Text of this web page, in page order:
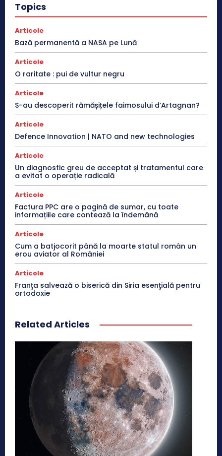
Topics
Articole
Bază permanentă a NASA pe Lună
Articole
O raritate : pui de vultur negru
Articole
S-au descoperit rămășițele faimosului d’Artagnan?
Articole
Defence Innovation | NATO and new technologies
Articole
Un diagnostic greu de acceptat și tratamentul care
a evitat o operație radicală
Articole
Factura PPC are o pagină de sumar, cu toate
informațiile care contează la îndemână
Articole
Cum a batjocorit până la moarte statul român un
erou aviator al României
Articole
Franţa salvează o biserică din Siria esenţială pentru
ortodoxie
Related Articles